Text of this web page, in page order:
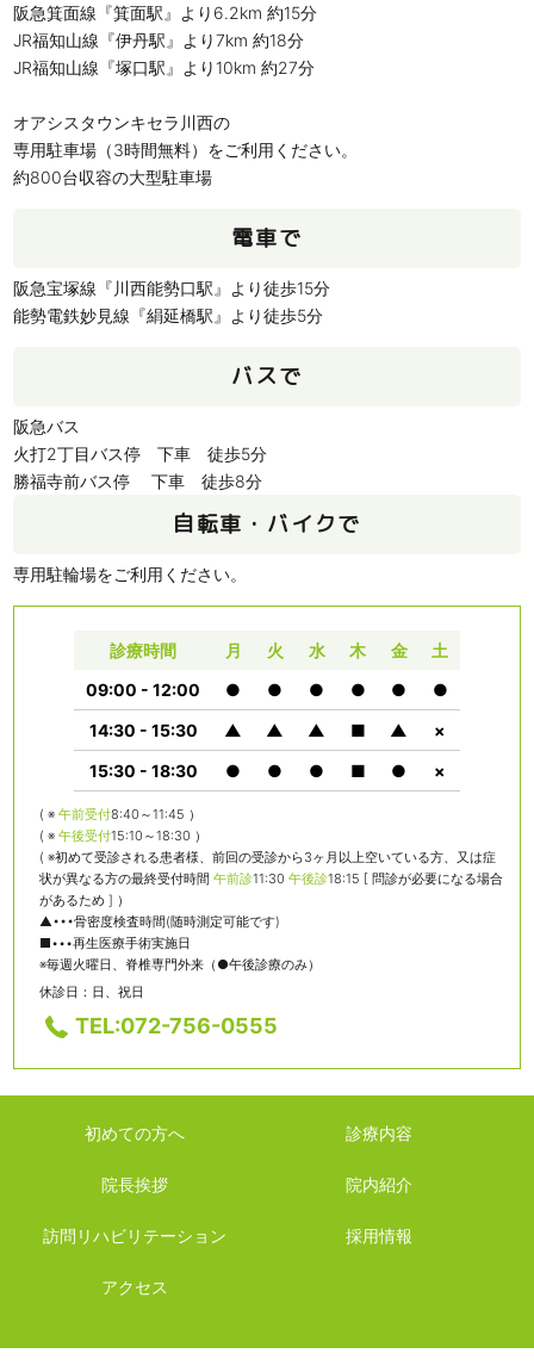
阪急箕面線『箕面駅』より6.2km 約15分
JR福知山線『伊丹駅』より7km 約18分
JR福知山線『塚口駅』より10km 約27分
オアシスタウンキセラ川西の
専用駐車場（3時間無料）をご利用ください。
約800台収容の大型駐車場
電車で
阪急宝塚線『川西能勢口駅』より徒歩15分
能勢電鉄妙見線『絹延橋駅』より徒歩5分
バスで
阪急バス
火打2丁目バス停 下車 徒歩5分
勝福寺前バス停 下車 徒歩8分
自転車・バイクで
専用駐輪場をご利用ください。
診療時間 月 火 水 木 金
土
09:00 - 12:00
● ● ● ● ●
●
14:30 - 15:30
▲ ▲ ▲ ■ ▲
×
15:30 - 18:30
● ● ● ■ ● ×
( ※ 午前受付8:40～11:45 ）
( ※ 午後受付15:10～18:30 ）
( ※初めて受診される患者様、前回の受診から3ヶ月以上空いている方、又は症
状が異なる方の最終受付時間 午前診11:30 午後診18:15 [ 問診が必要になる場合
があるため ] ）
▲•••骨密度検査時間(随時測定可能です)
■•••再生医療手術実施日
※毎週火曜日、脊椎専門外来（●午後診療のみ）
休診日：日、祝日
TEL:072-756-0555
初めての方へ 診療内容
院長挨拶 院内紹介
訪問リハビリテーション 採用情報
アクセス